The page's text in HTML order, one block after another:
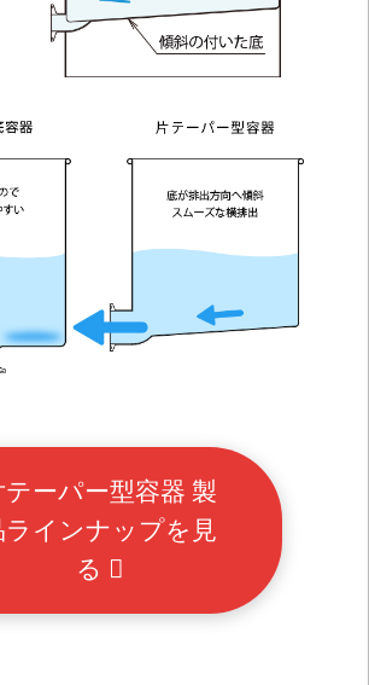
テーパー型容器 製
ラインナップを見
る